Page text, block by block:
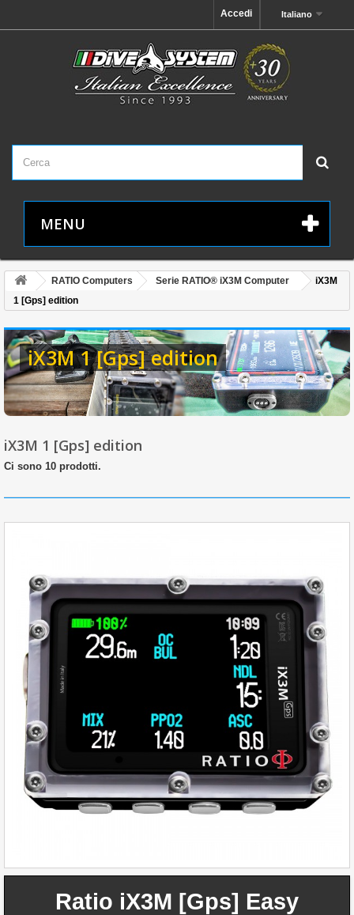
Italiano
Accedi
MENU
RATIO Computers Serie RATIO® iX3M Computer
iX3M
1 [Gps] edition
iX3M 1 [Gps] edition
iX3M 1 [Gps] edition
Ci sono 10 prodotti.
Ratio iX3M [Gps] Easy